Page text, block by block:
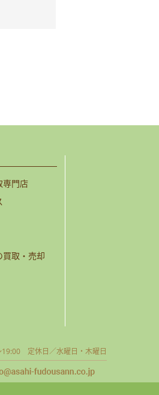
専門店
取・売却
19:00 定休日／水曜日・木曜日